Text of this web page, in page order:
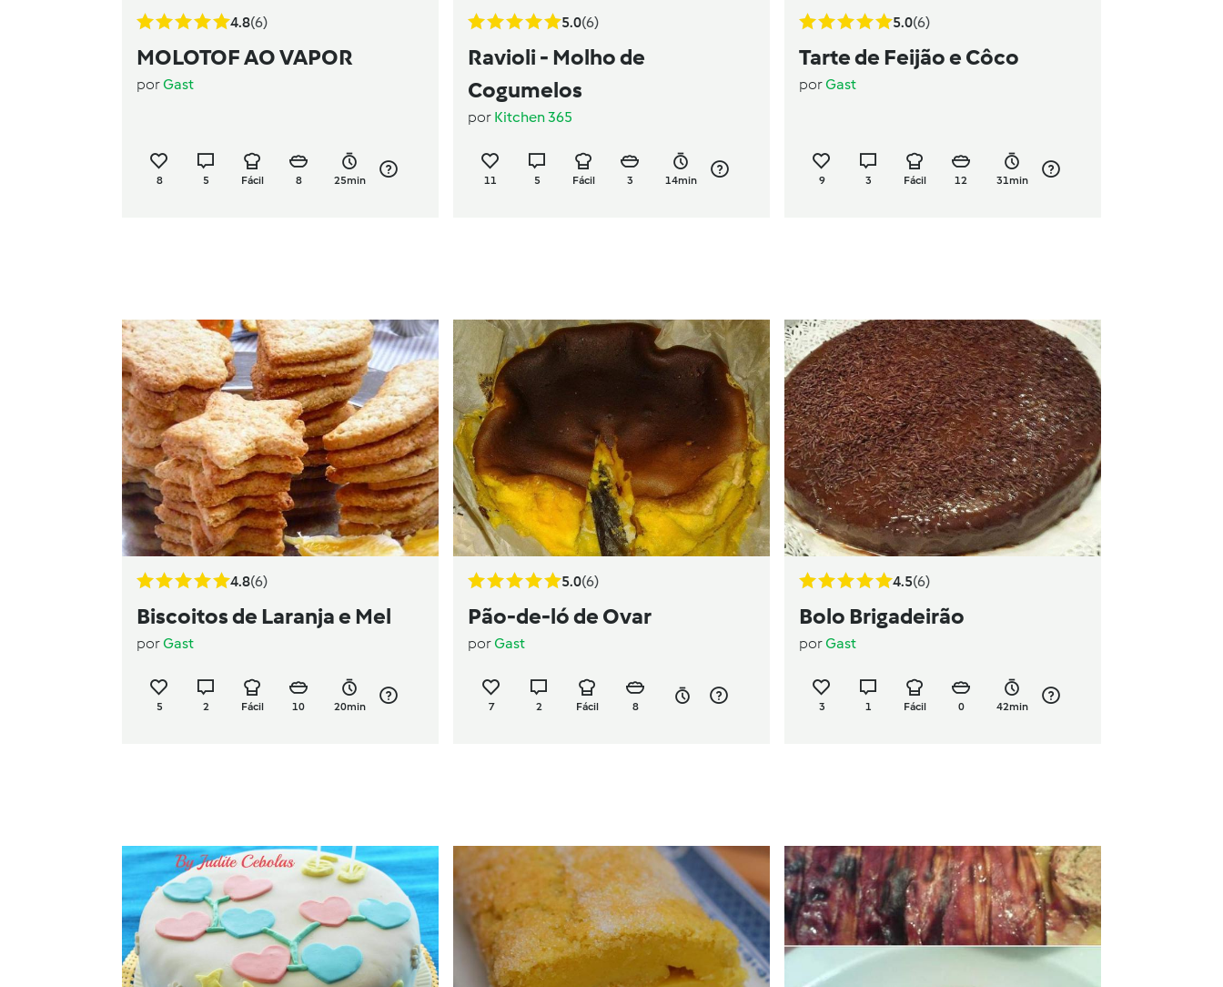
4.8(6)
MOLOTOF AO VAPOR
porGast
8 5 Fácil 8 25min
5.0(6)
Ravioli - Molho de
Cogumelos
por Kitchen 365
11 5 Fácil 3 14min
5.0(6)
Tarte de Feijão e Côco
porGast
9 3 Fácil 12 31min
4.8(6)
Biscoitos de Laranja e Mel
porGast
5 2 Fácil 10 20min
5.0(6)
Pão-de-ló de Ovar
porGast
7 2 Fácil 8
4.5(6)
Bolo Brigadeirão
porGast
3 1 Fácil 0 42min